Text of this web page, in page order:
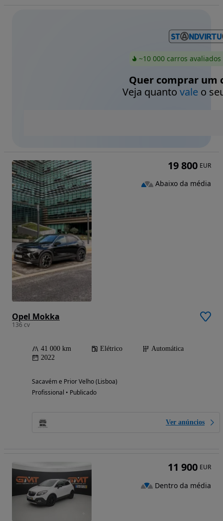
~10 000 carros
Quer comprar um
Veja quanto valeo
Opel Mokka
136 cv
41 000 km Elétrico
Automática
2022
Sacavém e Prior Velho (Lisboa)
Profissional • Publicado
Ver anúncios
19 800 EUR
Abaixo da média
11 900 EUR
Dentro da média